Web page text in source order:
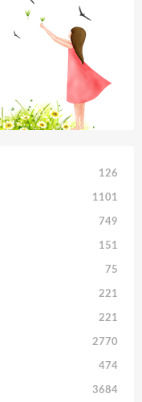
126
1101
749
151
75
221
221
2770
474
3684